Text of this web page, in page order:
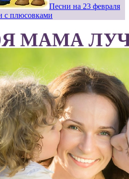
Песни на 23 февраля
с плюсовками